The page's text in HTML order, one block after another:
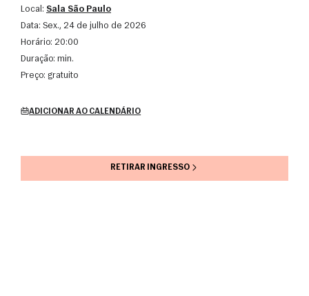
Local: Sala São Paulo
Data:
sex., 24 de julho de 2026
Horário:
20:00
Duração: min.
Preço: gratuito
ADICIONAR AO CALENDÁRIO
RETIRAR INGRESSO